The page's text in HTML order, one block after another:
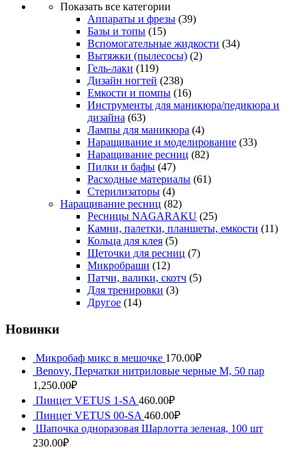
Показать все категории
Аппараты и фрезы (39)
Базы и топы (15)
Вспомогательные жидкости (34)
Вытяжки (пылесосы) (2)
Гель-лаки (119)
Дизайн ногтей (238)
Емкости и помпы (16)
Инструменты для маникюра/педикюра и
дизайна (63)
Лампы для маникюра (4)
Наращивание и моделирование (33)
Наращивание ресниц (82)
Пилки и бафы (47)
Расходные материалы (61)
Стерилизаторы (4)
Наращивание ресниц (82)
Ресницы NAGARAKU (25)
Камни, палетки, планшеты, емкости (11)
Кольца для клея (5)
Щеточки для ресниц (7)
Микробраши (12)
Патчи, валики, скотч (5)
Для тренировки (3)
Другое (14)
Новинки
Микробаф микс в мешочке 170.00₽
Benovy, Перчатки нитриловые черные M, 50 пар
1,250.00₽
Пинцет VETUS 1-SA 460.00₽
Пинцет VETUS 00-SA 460.00₽
Шапочка одноразовая Шарлотта зеленая, 100 шт
230.00₽